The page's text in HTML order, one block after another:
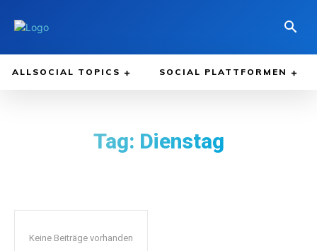
ALLSOCIAL TOPICS SOCIAL PLATTFORMEN
Tag: Dienstag
Keine Beiträge vorhanden